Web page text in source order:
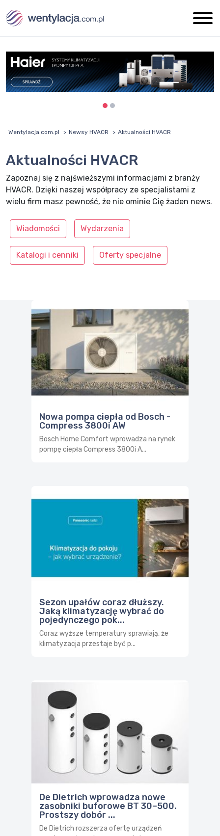
Wentylacja.com.pl Newsy HVACR Aktualności HVACR
Aktualności HVACR
Zapoznaj się z najświeższymi informacjami z branży
HVACR. Dzięki naszej współpracy ze specjalistami z
wielu firm masz pewność, że nie ominie Cię żaden news.
Wiadomości Wydarzenia
Katalogi i cenniki Oferty specjalne
Nowa pompa ciepła od Bosch -
Compress 3800i AW
Bosch Home Comfort wprowadza na rynek
pompę ciepła Compress 3800i A...
Sezon upałów coraz dłuższy.
Jaką klimatyzację wybrać do
pojedynczego pok...
Coraz wyższe temperatury sprawiają, że
klimatyzacja przestaje być p...
De Dietrich wprowadza nowe
zasobniki buforowe BT 30–500.
Prostszy dobór ...
De Dietrich rozszerza ofertę urządzeń